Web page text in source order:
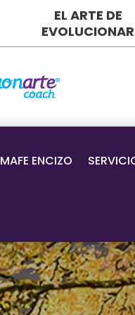
EL ARTE DE
EVOLUCIONAR
MAFE ENCIZO